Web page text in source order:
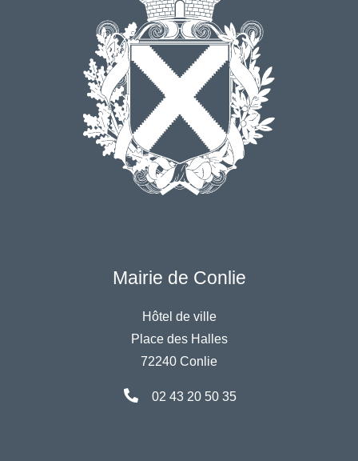
Mairie de Conlie
Hôtel de ville
Place des Halles
72240 Conlie
02 43 20 50 35